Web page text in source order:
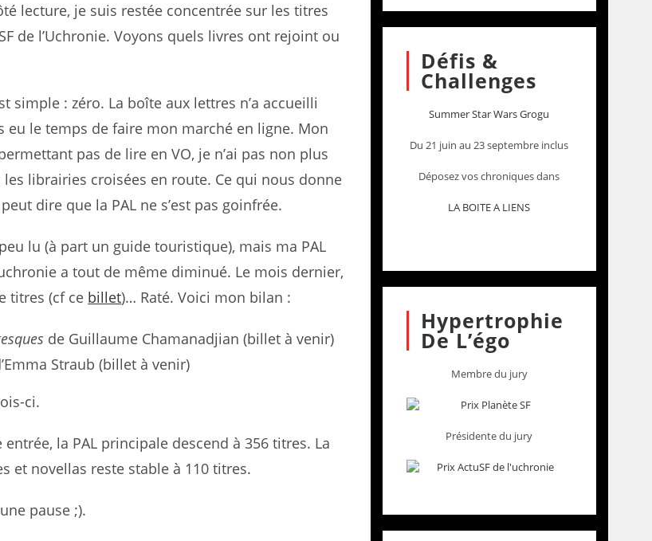
lecture, je suis restée concentrée sur les titres
de l’Uchronie. Voyons quels livres ont rejoint ou
simple : zéro. La boîte aux lettres n’a accueilli
eu le temps de faire mon marché en ligne. Mon
pas de lire en VO, je n’ai pas non plus
librairies croisées en route. Ce qui nous donne
dire que la PAL ne s’est pas goinfrée.
lu (à part un guide touristique), mais ma PAL
a tout de même diminué. Le mois dernier,
titres (cf ce billet)… Raté. Voici mon bilan :
de Guillaume Chamanadjian (billet à venir)
Straub (billet à venir)
ci.
la PAL principale descend à 356 titres. La
et novellas reste stable à 110 titres.
pause ;).
Défis &
Challenges
Summer Star Wars Grogu
Du 21 juin au 23 septembre inclus
Déposez vos chroniques dans
LA BOITE A LIENS
Hypertrophie
De L’égo
Membre du jury
Présidente du jury